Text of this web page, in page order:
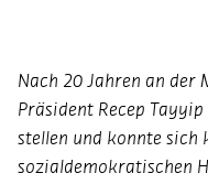
Nach 20 Jahren an der
Präsident Recep
stellen und konnte sich
sozialdemokratischen